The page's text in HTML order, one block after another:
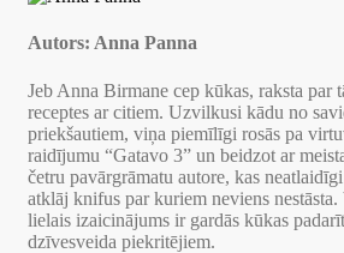
Autors: Anna Panna
Jeb Anna Birmane cep kūkas, raksta par
receptes ar citiem. Uzvilkusi kādu no
priekšautiem, viņa piemīlīgi rosās pa
raidījumu “Gatavo 3” un beidzot ar
četru pavārgrāmatu autore, kas
atklāj knifus par kuriem neviens
lielais izaicinājums ir gardās kūkas
dzīvesveida piekritējiem.